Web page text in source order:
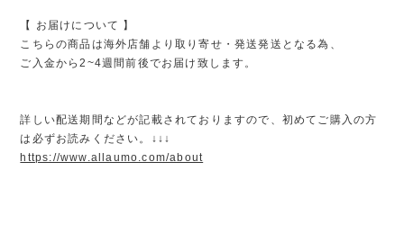
【 お届けについて 】
こちらの商品は海外店舗より取り寄せ・発送発送となる為、
ご入金から2~4週間前後でお届け致します。
詳しい配送期間などが記載されておりますので、初めてご購入の方
は必ずお読みください。↓↓↓
https://www.allaumo.com/about